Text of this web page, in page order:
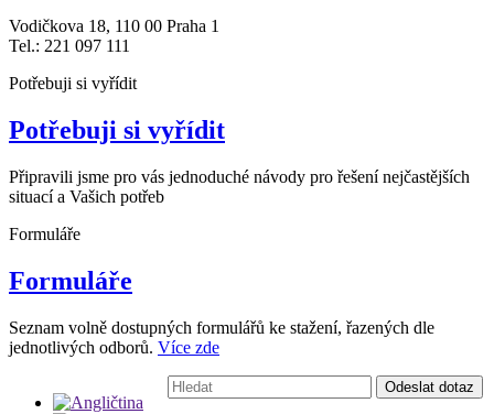
Vodičkova 18, 110 00 Praha 1
Tel.: 221 097 111
Potřebuji si vyřídit
Potřebuji si vyřídit
Připravili jsme pro vás jednoduché návody pro řešení nejčastějších
situací a Vašich potřeb
Formuláře
Formuláře
Seznam volně dostupných formulářů ke stažení, řazených dle
jednotlivých odborů. Více zde
Vyhledávání:
Odeslat dotaz